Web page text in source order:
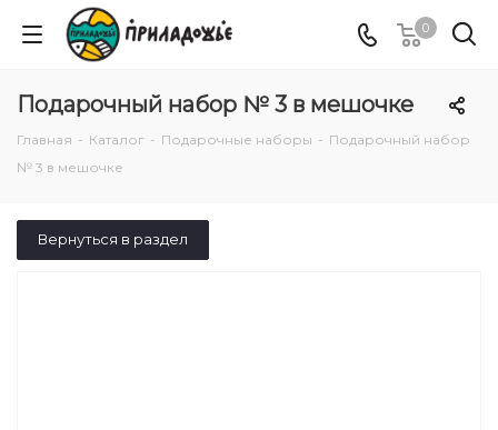
0
Подарочный набор № 3 в мешочке
Главная - Каталог - Подарочные наборы - Подарочный набор
№ 3 в мешочке
Вернуться в раздел